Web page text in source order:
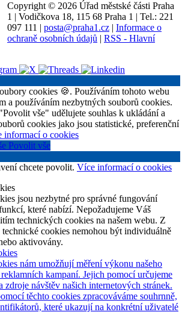
Copyright © 2026 Úřad městské části Praha
1 | Vodičkova 18, 115 68 Praha 1 | Tel.: 221
097 111 | posta@praha1.cz | Informace o
ochraně osobních údajů | RSS - Hlavní
cookies 🍪. Používáním tohoto webu
a používáním nezbytných souborů cookies.
vše" udělujete souhlas k ukládání a
cookies jako jsou statistické, preferenční
informací o cookies
Povolit vše
chcete povolit. Více informací o cookies
jsou nezbytné pro správné fungování
které nabízí. Nepožadujeme Váš
technických cookies na našem webu. Z
cookies nemohou být individuálně
aktivovány.
nám umožňují měření výkonu našeho
kampaní. Jejich pomocí určujeme
zdroje návštěv našich internetových stránek.
těchto cookies zpracováváme souhrnně,
které ukazují na konkrétní uživatelé